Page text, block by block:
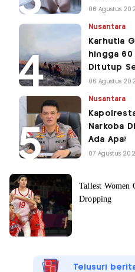
06 Agustus
Nusantara
Karhutla
hingga
Ditutup
06 Agustus
Nusantara
Narkoba
Ada Apa?
07 Agustus
Telusuri